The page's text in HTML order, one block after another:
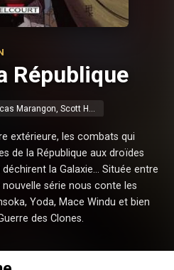
République
extérieure, les combats qui
de la République aux droïdes
la Galaxie... Située entre
série nous conte les
Yoda, Mace Windu et bien
des Clones.